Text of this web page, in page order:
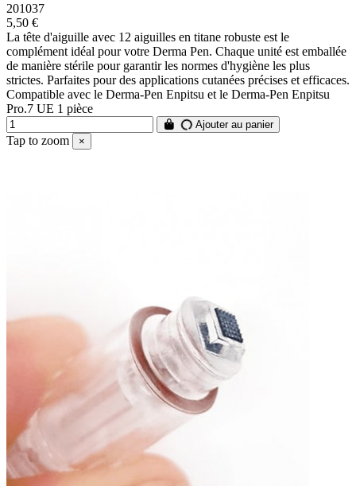
201037
5,50 €
La tête d'aiguille avec 12 aiguilles en titane robuste est le
complément idéal pour votre Derma Pen. Chaque unité est emballée
de manière stérile pour garantir les normes d'hygiène les plus
strictes. Parfaites pour des applications cutanées précises et efficaces.
Compatible avec le Derma-Pen Enpitsu et le Derma-Pen Enpitsu
Pro.7 UE 1 pièce
Ajouter au panier
Tap to zoom ×